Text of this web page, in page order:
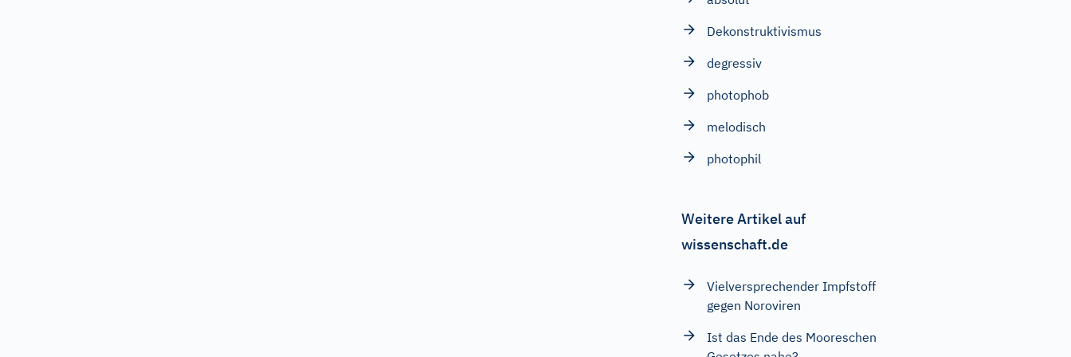
Dekonstruktivismus
degressiv
photophob
melodisch
photophil
Weitere Artikel auf
wissenschaft.de
Vielversprechender Impfstoff
gegen Noroviren
Ist das Ende des Mooreschen